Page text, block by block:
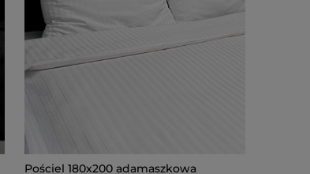
Pościel 180x200 adamaszkowa